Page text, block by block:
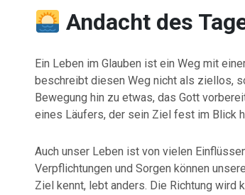
Andacht des
Ein Leben im Glauben ist ein Weg mit
beschreibt diesen Weg nicht als ziellos,
Bewegung hin zu etwas, das Gott
eines Läufers, der sein Ziel fest im Blick
Auch unser Leben ist von vielen
Verpflichtungen und Sorgen können
Ziel kennt, lebt anders. Die Richtung wird